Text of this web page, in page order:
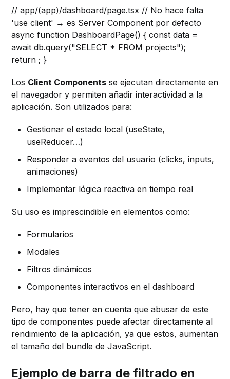
// app/(app)/dashboard/page.tsx // No hace falta
'use client' → es Server Component por defecto
async function DashboardPage() { const data =
await db.query("SELECT * FROM projects");
return ; }
Los Client Components se ejecutan directamente en
el navegador y permiten añadir interactividad a la
aplicación. Son utilizados para:
Gestionar el estado local (useState,
useReducer…)
Responder a eventos del usuario (clicks, inputs,
animaciones)
Implementar lógica reactiva en tiempo real
Su uso es imprescindible en elementos como:
Formularios
Modales
Filtros dinámicos
Componentes interactivos en el dashboard
Pero, hay que tener en cuenta que abusar de este
tipo de componentes puede afectar directamente al
rendimiento de la aplicación, ya que estos, aumentan
el tamaño del bundle de JavaScript.
Ejemplo de barra de filtrado en